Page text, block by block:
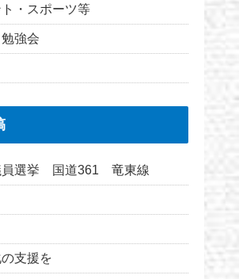
・スポーツ等
強会
員選挙 国道361 竜東線
支援を